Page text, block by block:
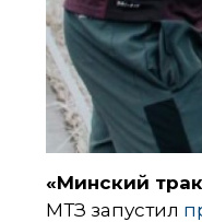
«Минский
МТЗ запустил